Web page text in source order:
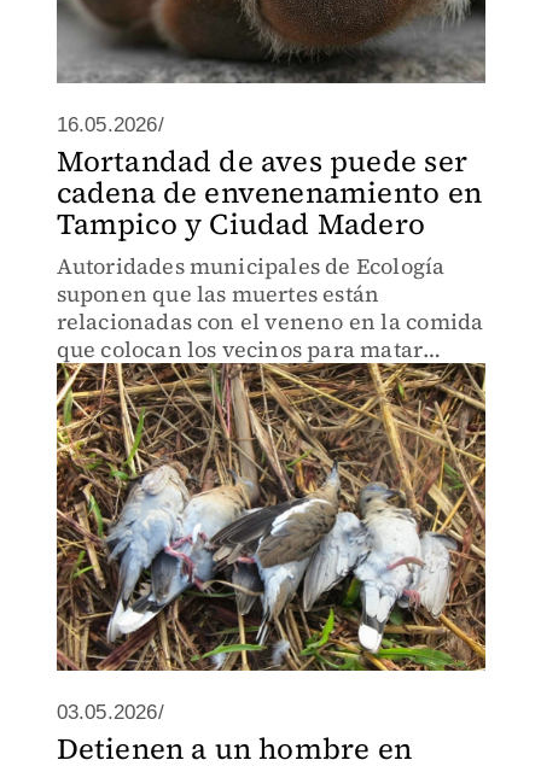
16.05.2026/
Mortandad de aves puede ser
cadena de envenenamiento en
Tampico y Ciudad Madero
Autoridades municipales de Ecología
suponen que las muertes están
relacionadas con el veneno en la comida
que colocan los vecinos para matar
perros y gatos; por este hecho comenzó
una investigación para dar con los
responsables
03.05.2026/
Detienen a un hombre en